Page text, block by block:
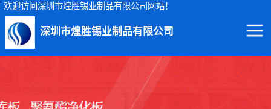
欢迎访问深圳市煌胜锡业制品有限公司网站！
深圳市煌胜锡业制品有限公司
回收锡条